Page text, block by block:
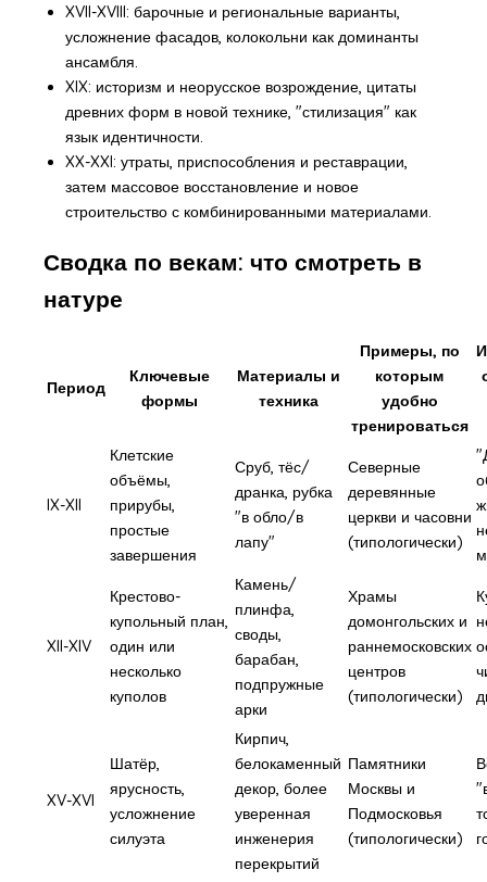
XVII-XVIII: барочные и региональные варианты,
усложнение фасадов, колокольни как доминанты
ансамбля.
XIX: историзм и неорусское возрождение, цитаты
древних форм в новой технике, "стилизация" как
язык идентичности.
XX-XXI: утраты, приспособления и реставрации,
затем массовое восстановление и новое
строительство с комбинированными материалами.
Сводка по векам: что смотреть в
натуре
Период
Ключевые
формы
Материалы и
техника
Примеры, по
которым
удобно
тренироваться
IX-XII
Клетские
объёмы,
прирубы,
простые
завершения
Сруб, тёс/
дранка, рубка
"в обло/в
лапу"
Северные
деревянные
церкви и часовни
(типологически)
XII-XIV
Крестово-
купольный план,
один или
несколько
куполов
Камень/
плинфа,
своды,
барабан,
подпружные
арки
Храмы
домонгольских и
раннемосковских
центров
(типологически)
XV-XVI
Шатёр,
ярусность,
усложнение
силуэта
Кирпич,
белокаменный
декор, более
уверенная
инженерия
перекрытий
Памятники
Москвы и
Подмосковья
(типологически)